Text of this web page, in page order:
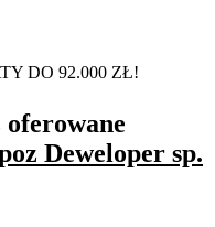
DO 92.000 ZŁ!
Deweloper sp.